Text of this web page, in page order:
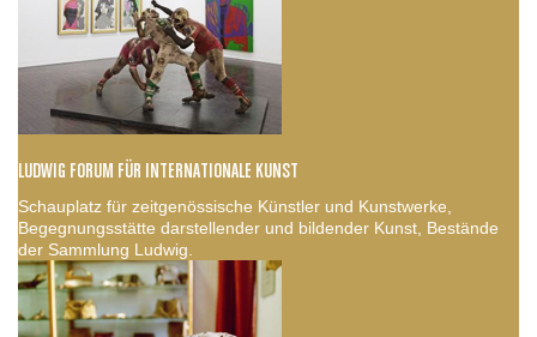
LUDWIG FORUM FÜR INTERNATIONALE KUNST
Schauplatz für zeitgenössische Künstler und Kunstwerke,
Begegnungsstätte darstellender und bildender Kunst, Bestände
der Sammlung Ludwig.